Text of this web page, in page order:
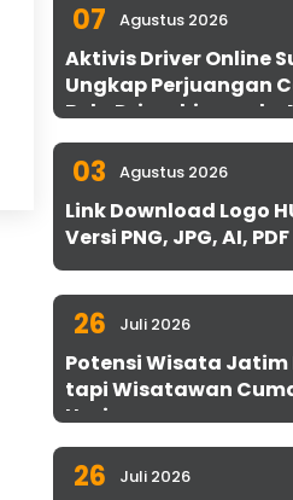
07 Agustus 2026
Aktivis Driver Online
Ungkap Perjuangan
Bela Driver hingga ke
03 Agustus 2026
Link Download Logo
Versi PNG, JPG, AI, PDF
26 Juli 2026
Potensi Wisata Jatim
tapi Wisatawan
Hari
26 Juli 2026